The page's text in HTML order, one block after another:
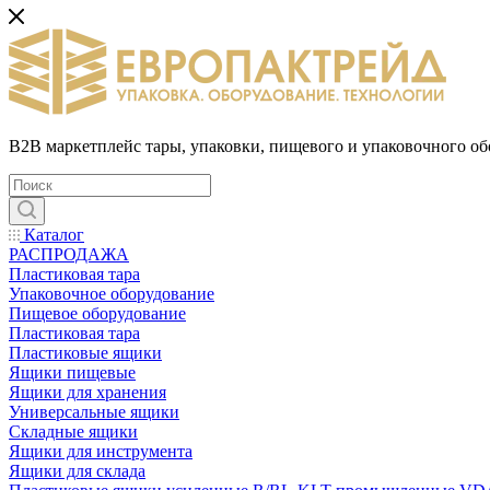
B2B маркетплейс тары, упаковки, пищевого и упаковочного
Каталог
РАСПРОДАЖА
Пластиковая тара
Упаковочное оборудование
Пищевое оборудование
Пластиковая тара
Пластиковые ящики
Ящики пищевые
Ящики для хранения
Универсальные ящики
Складные ящики
Ящики для инструмента
Ящики для склада